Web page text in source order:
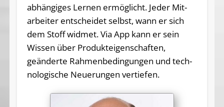
abhängiges Lernen ermöglicht. Jeder Mit­
arbei­ter ent­schei­det selbst, wann er sich
dem Stoff widmet. Via App kann er sein
Wis­sen über Pro­dukt­ei­genschaf­ten,
geänder­te Rah­menbedingun­gen und tech­
no­logi­sche Neuerun­gen vertiefen.